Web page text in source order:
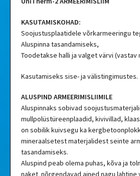
KASUTAMISKOHAD:
Soojustusplaatidele võrkarmeeringu
Aluspinna tasandamiseks,
Toodetakse halli ja valget värvi (vastav
Kasutamiseks sise- ja välistingimustes.
ALUSPIND ARMEERIMISLIIMILE
Aluspinnaks sobivad
mullpolüstüreenplaadid, kivivillad,
on sobilik kuivsegu ka
mineraalsetest materjalidest seinte
tasandamiseks.
Aluspind peab olema puhas, kõva ja